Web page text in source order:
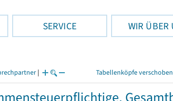
SERVICE WIR ÜBER
| Tabellenköpfe